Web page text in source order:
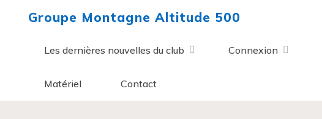
Groupe Montagne Altitude 500
Les dernières nouvelles du club Connexion
Matériel Contact